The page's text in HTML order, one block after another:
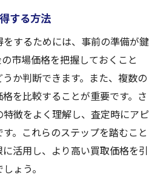
する方法
するためには、事前の準備が鍵
市場価格を把握しておくこと
か判断できます。また、複数の
を比較することが重要です。さ
徴をよく理解し、査定時にアピ
。これらのステップを踏むこと
活用し、より高い買取価格を引
ょう。